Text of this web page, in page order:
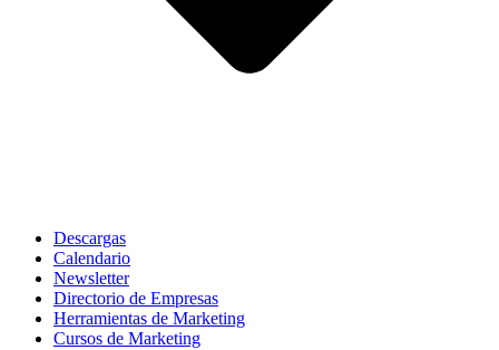
Descargas
Calendario
Newsletter
Directorio de Empresas
Herramientas de Marketing
Cursos de Marketing